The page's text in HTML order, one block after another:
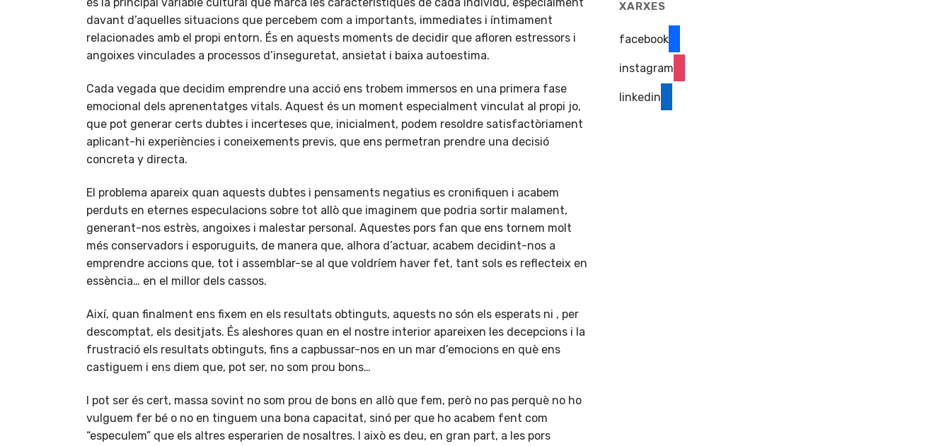
davant d’aquelles situacions que percebem com a importants, immediates i íntimament
relacionades amb el propi entorn. És en aquests moments de decidir que afloren estressors i
angoixes vinculades a processos d’inseguretat, ansietat i baixa autoestima.
Cada vegada que decidim emprendre una acció ens trobem immersos en una primera fase
emocional dels aprenentatges vitals. Aquest és un moment especialment vinculat al propi jo,
que pot generar certs dubtes i incerteses que, inicialment, podem resoldre satisfactòriament
aplicant-hi experiències i coneixements previs, que ens permetran prendre una decisió
concreta y directa.
El problema apareix quan aquests dubtes i pensaments negatius es cronifiquen i acabem
perduts en eternes especulacions sobre tot allò que imaginem que podria sortir malament,
generant-nos estrès, angoixes i malestar personal. Aquestes pors fan que ens tornem molt
més conservadors i esporuguits, de manera que, alhora d’actuar, acabem decidint-nos a
emprendre accions que, tot i assemblar-se al que voldríem haver fet, tant sols es reflecteix en
essència… en el millor dels cassos.
Així, quan finalment ens fixem en els resultats obtinguts, aquests no són els esperats ni , per
descomptat, els desitjats. És aleshores quan en el nostre interior apareixen les decepcions i la
frustració els resultats obtinguts, fins a capbussar-nos en un mar d’emocions en què ens
castiguem i ens diem que, pot ser, no som prou bons…
I pot ser és cert, massa sovint no som prou de bons en allò que fem, però no pas perquè no ho
vulguem fer bé o no en tinguem una bona capacitat, sinó per que ho acabem fent com
“especulem” que els altres esperarien de nosaltres. I això es deu, en gran part, a les pors
XARXES
facebook
instagram
linkedin